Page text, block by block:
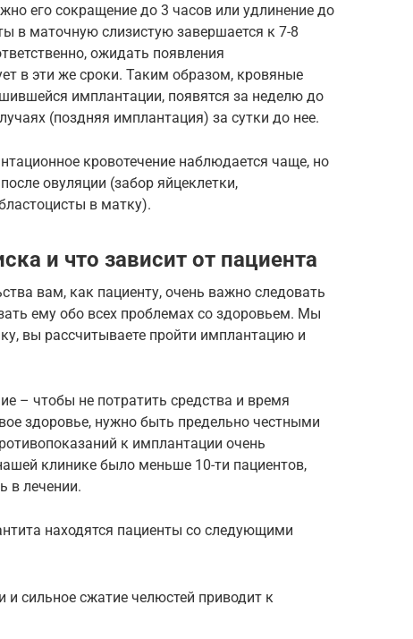
его сокращение до 3 часов или удлинение до
в маточную слизистую завершается к 7-8
ожидать появления
в эти же сроки. Таким образом, кровяные
имплантации, появятся за неделю до
(поздняя имплантация) за сутки до нее.
кровотечение наблюдается чаще, но
овуляции (забор яйцеклетки,
в матку).
и что зависит от пациента
вам, как пациенту, очень важно следовать
ему обо всех проблемах со здоровьем. Мы
вы рассчитываете пройти имплантацию и
– чтобы не потратить средства и время
здоровье, нужно быть предельно честными
к имплантации очень
клинике было меньше 10-ти пациентов,
в лечении.
находятся пациенты со следующими
сильное сжатие челюстей приводит к